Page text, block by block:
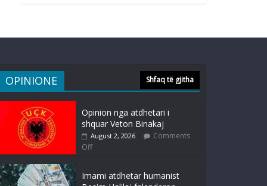
OPINIONE Shfaq të gjitha
Opinion nga atdhetari i
shquar Veton Binakaj
August 2, 2026
Comments
Off
Imami atdhetar humanist